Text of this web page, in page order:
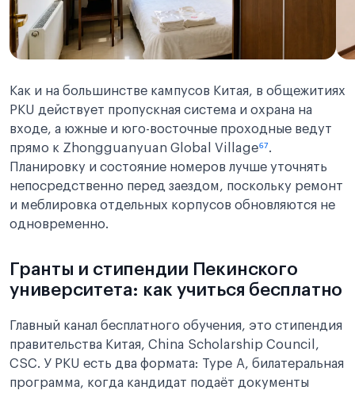
Как и на большинстве кампусов Китая, в общежитиях
PKU действует пропускная система и охрана на
входе, а южные и юго-восточные проходные ведут
прямо к Zhongguanyuan Global Village⁶⁷.
Планировку и состояние номеров лучше уточнять
непосредственно перед заездом, поскольку ремонт
и меблировка отдельных корпусов обновляются не
одновременно.
Гранты и стипендии Пекинского
университета: как учиться бесплатно
Главный канал бесплатного обучения, это стипендия
правительства Китая, China Scholarship Council,
CSC. У PKU есть два формата: Type A, билатеральная
программа, когда кандидат подаёт документы